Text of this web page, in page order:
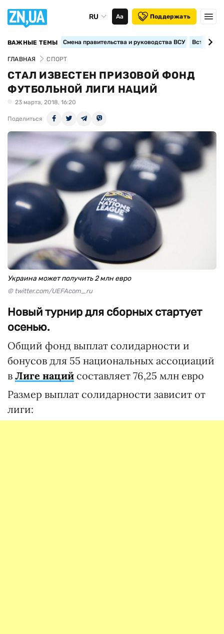
RU Аа Поддержать
ВАЖНЫЕ ТЕМЫ Смена правительства и руководства ВСУ
ГЛАВНАЯ СПОРТ
СТАЛ ИЗВЕСТЕН ПРИЗОВОЙ ФОНД
ФУТБОЛЬНОЙ ЛИГИ НАЦИЙ
23 марта, 2018, 16:20
Поделиться
Украина может получить 2 млн евро
© twitter.com/UEFAcom_ru
Новый турнир для сборных стартует
осенью.
Общий фонд выплат солидарности и
бонусов для 55 национальных ассоциаций
в Лиге наций составляет 76,25 млн евро
Размер выплат солидарности зависит от
лиги: